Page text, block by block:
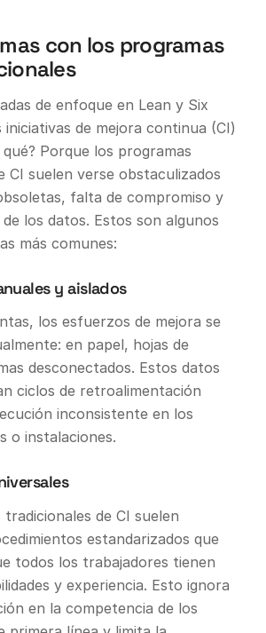
con los programas
de enfoque en Lean y Six
iniciativas de mejora continua (CI)
Porque los programas
CI suelen verse obstaculizados
falta de compromiso y
de los datos. Estos son algunos
más comunes:
y aislados
los esfuerzos de mejora se
en papel, hojas de
desconectados. Estos datos
ciclos de retroalimentación
inconsistente en los
o instalaciones.
de CI suelen
estandarizados que
todos los trabajadores tienen
y experiencia. Esto ignora
en la competencia de los